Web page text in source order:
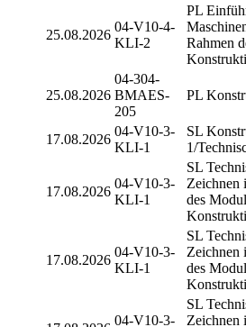
25.08.2026
04-V10-4-
KLI-2
PL
Rahmen
25.08.2026
04-304-
BMAES-
205
PL
17.08.2026
04-V10-3-
KLI-1
SL
1/
17.08.2026
04-V10-3-
KLI-1
SL
Zeichnen
des
17.08.2026
04-V10-3-
KLI-1
SL
Zeichnen
des
04-V10-3-
SL
Zeichnen